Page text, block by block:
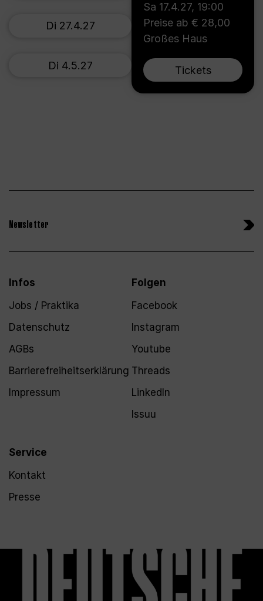
Sa 17.4.27, 19:00
Preise ab € 28,00
Großes Haus
Tickets
Di 27.4.27
Di 4.5.27
Newsletter
Infos
Jobs / Praktika
Datenschutz
AGBs
Barrierefreiheitserklärung
Impressum
Service
Kontakt
Presse
Folgen
Facebook
Instagram
Youtube
Threads
LinkedIn
Issuu